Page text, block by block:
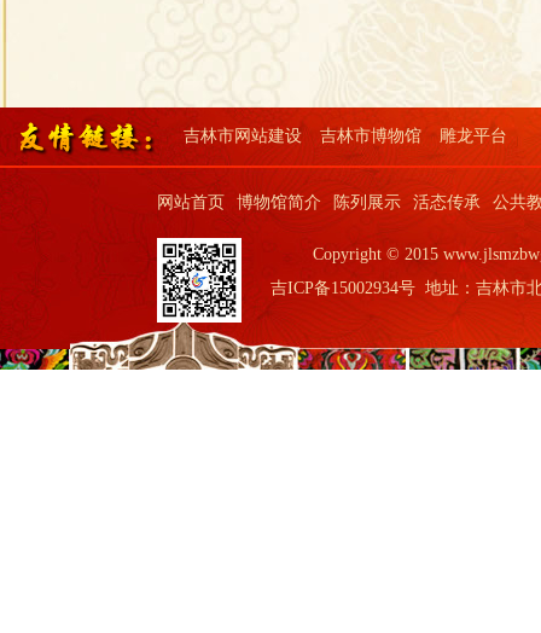
吉林市网站建设 吉林市博物馆 雕龙平台
网站首页 博物馆简介 陈列展示 活态传承 公共
Copyright © 2015
吉ICP备15002934号 地址：吉林市